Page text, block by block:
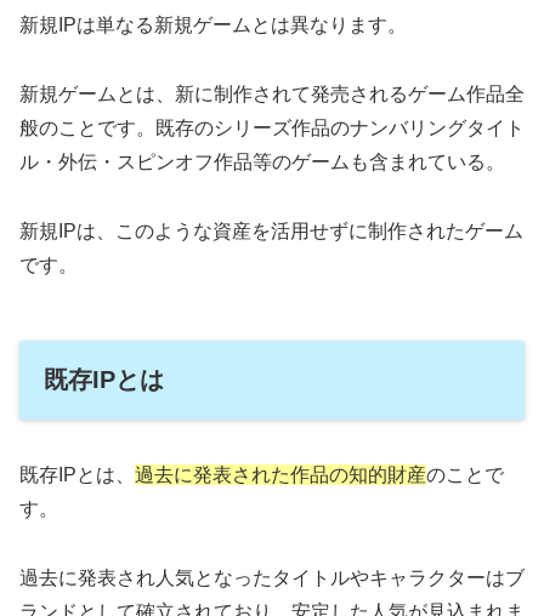
新規IPは単なる新規ゲームとは異なります。
新規ゲームとは、新に制作されて発売されるゲーム作品全
般のことです。既存のシリーズ作品のナンバリングタイト
ル・外伝・スピンオフ作品等のゲームも含まれている。
新規IPは、このような資産を活用せずに制作されたゲーム
です。
既存IPとは
既存IPとは、 過去に発表された作品の知的財産のことで
す。
過去に発表され人気となったタイトルやキャラクターはブ
ランドとして確立されており、安定した人気が見込まれま